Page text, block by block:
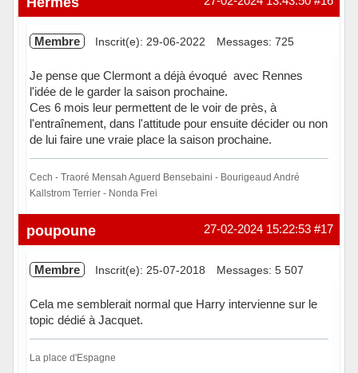
Membre Inscrit(e): 29-06-2022 Messages: 725
Je pense que Clermont a déjà évoqué avec Rennes
l'idée de le garder la saison prochaine.
Ces 6 mois leur permettent de le voir de près, à
l'entraînement, dans l'attitude pour ensuite décider ou non
de lui faire une vraie place la saison prochaine.
Cech - Traoré Mensah Aguerd Bensebaini - Bourigeaud André
Kallstrom Terrier - Nonda Frei
Hors ligne #17
27-02-2024 15:22:53
poupoune
Membre Inscrit(e): 25-07-2018 Messages: 5 507
Cela me semblerait normal que Harry intervienne sur le
topic dédié à Jacquet.
La place d'Espagne